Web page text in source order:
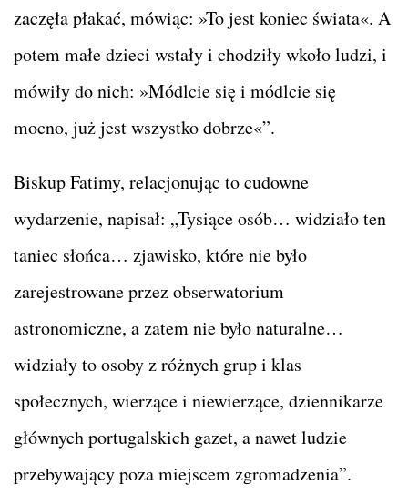
zaczęła płakać, mówiąc: »To jest koniec świata«. A
potem małe dzieci wstały i chodziły wkoło ludzi, i
mówiły do nich: »Módlcie się i módlcie się
mocno, już jest wszystko dobrze«”.
Biskup Fatimy, relacjonując to cudowne
wydarzenie, napisał: „Tysiące osób… widziało ten
taniec słońca… zjawisko, które nie było
zarejestrowane przez obserwatorium
astronomiczne, a zatem nie było naturalne…
widziały to osoby z różnych grup i klas
społecznych, wierzące i niewierzące, dziennikarze
głównych portugalskich gazet, a nawet ludzie
przebywający poza miejscem zgromadzenia”.